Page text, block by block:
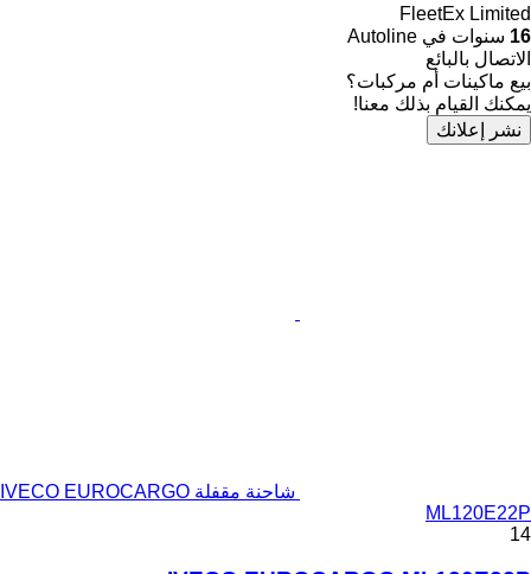
FleetEx Limited
16 سنوات في Autoline
الاتصال بالبائع
بيع ماكينات أم مركبات؟
يمكنك القيام بذلك معنا!
نشر إعلانك
شاحنة مقفلة IVECO EUROCARGO
ML120E22P
14